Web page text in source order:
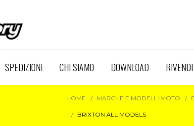
SPEDIZIONI CHI SIAMO DOWNLOAD
HOME MARCHE E MODELLI MOTO
BRIXTON ALL MODELS